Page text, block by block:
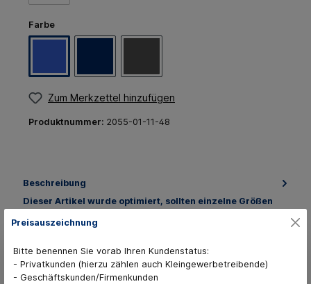
Farbe
Zum Merkzettel hinzufügen
Produktnummer: 2055-01-11-48
Beschreibung
Dieser Artikel wurde optimiert, sollten einzelne Größen
Mehr
Sammelbestellungen
30 Varianten verfügbar
Preisauszeichnung
Bitte benennen Sie vorab Ihren Kundenstatus:
- Privatkunden (hierzu zählen auch Kleingewerbetreibende)
- Geschäftskunden/Firmenkunden